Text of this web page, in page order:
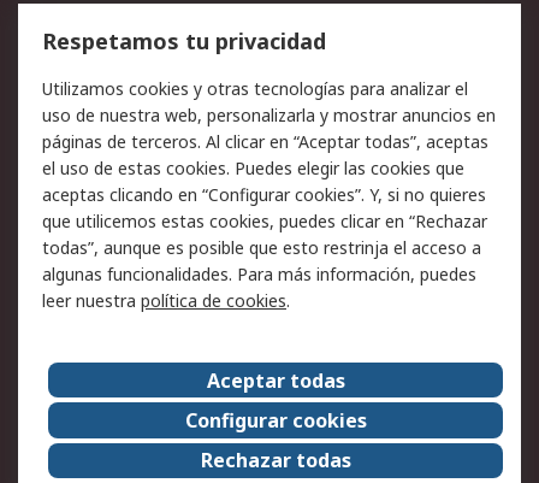
Cómo realizar pedidos
Devoluciones
Facturación y pago
Ofertas
Soporte técnico
Legal
Aviso legal
Política de privacidad -
Actualizada
Política sobre cookies
Seguridad de emails
Certificaciones de
Condiciones de venta
Acerca de RS
Acerca de RS
RS Group
RS en el mundo
Sala de prensa
Respetamos tu privacidad
Utilizamos cookies y otras tecnologías para analizar el
uso de nuestra web, personalizarla y mostrar anuncios en
páginas de terceros. Al clicar en “Aceptar todas”, aceptas
el uso de estas cookies. Puedes elegir las cookies que
aceptas clicando en “Configurar cookies”. Y, si no quieres
que utilicemos estas cookies, puedes clicar en “Rechazar
todas”, aunque es posible que esto restrinja el acceso a
algunas funcionalidades. Para más información, puedes
leer nuestra política de cookies.
Aceptar todas
Configurar cookies
Rechazar todas